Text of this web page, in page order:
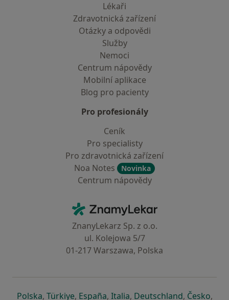
Lékaři
Zdravotnická zařízení
Otázky a odpovědi
Služby
Nemoci
Centrum nápovědy
Mobilní aplikace
Blog pro pacienty
Pro profesionály
Ceník
Pro specialisty
Pro zdravotnická zařízení
Noa Notes
Novinka
Centrum nápovědy
ZnamyLekar - Hlavní stránka
ZnanyLekarz Sp. z o.o.
ul. Kolejowa 5/7
01-217 Warszawa, Polska
Polskase otevře v nové záložce
, Türkiyese otevře v nové záložce
, Españase otevře v nové záložce
, Italiase otevře v nové záložce
, Deutschlandse otevře v
, Českose
,